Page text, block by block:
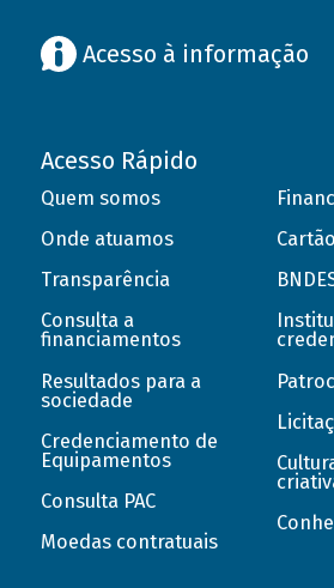
Acesso à informação
Acesso Rápido
Quem somos
Onde atuamos
Transparência
Consulta a
financiamentos
Resultados para a
sociedade
Credenciamento de
Equipamentos
Consulta PAC
Moedas contratuais